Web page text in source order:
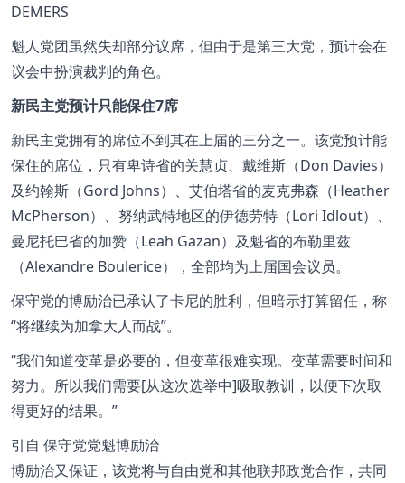
DEMERS
魁人党团虽然失却部分议席，但由于是第三大党，预计会在
议会中扮演裁判的角色。
新民主党预计只能保住7席
新民主党拥有的席位不到其在上届的三分之一。该党预计能
保住的席位，只有卑诗省的关慧贞、戴维斯（Don Davies）
及约翰斯（Gord Johns）、艾伯塔省的麦克弗森（Heather
McPherson）、努纳武特地区的伊德劳特（Lori Idlout）、
曼尼托巴省的加赞（Leah Gazan）及魁省的布勒里兹
（Alexandre Boulerice），全部均为上届国会议员。
保守党的博励治已承认了卡尼的胜利，但暗示打算留任，称
将继续为加拿大人而战 。
我们知道变革是必要的，但变革很难实现。变革需要时间和
努力。所以我们需要[从这次选举中]吸取教训，以便下次取
得更好的结果。
引自 保守党党魁博励治
博励治又保证，该党将与自由党和其他联邦政党合作，共同